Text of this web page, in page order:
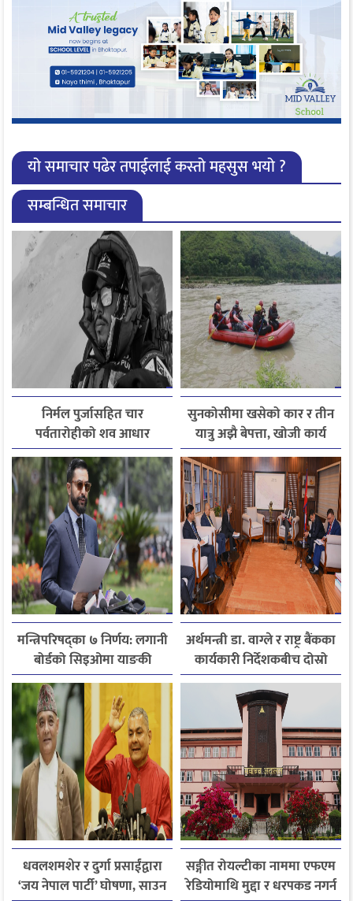
यो समाचार पढेर तपाईलाई कस्तो महसुस भयो ?
सम्बन्धित समाचार
निर्मल पुर्जासहित चार
पर्वतारोहीको शव आधार
शिविरमा ल्याइयो, तीन अझै
बेपत्ता
सुनकोसीमा खसेको कार र तीन
यात्रु अझै बेपत्ता, खोजी कार्य
जारी
मन्त्रिपरिषद्का ७ निर्णय: लगानी
बोर्डको सिइओमा याङकी
उक्याव नियुक्त
अर्थमन्त्री डा. वाग्ले र राष्ट्र बैंकका
कार्यकारी निर्देशकबीच दोस्रो
चरणको छलफल
धवलशमशेर र दुर्गा प्रसाईंद्वारा
‘जय नेपाल पार्टी’ घोषणा, साउन
सङ्गीत रोयल्टीका नाममा एफएम
रेडियोमाथि मुद्दा र धरपकड नगर्न